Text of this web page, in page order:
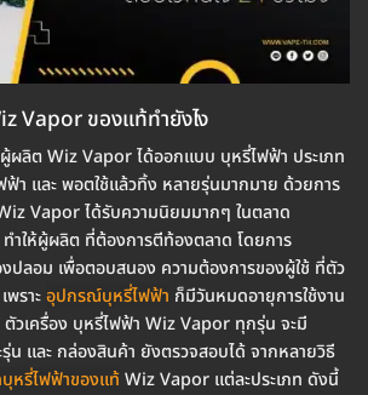
Vapor ของแท้ทำยังไง
ผลิต Wiz Vapor ได้ออกแบบ บุหรี่ไฟฟ้า ประเภท
า และ พอตใช้แล้วทิ้ง หลายรุ่นมากมาย ด้วยการ
Vapor ได้รับความนิยมมากๆ ในตลาด
ำให้ผู้ผลิต ที่ต้องการตีท้องตลาด โดยการ
ปลอม เพื่อตอบสนอง ความต้องการของผู้ใช้ ที่ตัว
พราะอุปกรณ์บุหรี่ไฟฟ้า ก็มีวันหมดอายุการใช้งาน
ตัวเครื่อง บุหรี่ไฟฟ้า Wiz Vapor ทุกรุ่น จะมี
น และ กล่องสินค้า ยังตรวจสอบได้ จากหลายวิธี
บุหรี่ไฟฟ้าของแท้Wiz Vapor แต่ละประเภท ดังนี้